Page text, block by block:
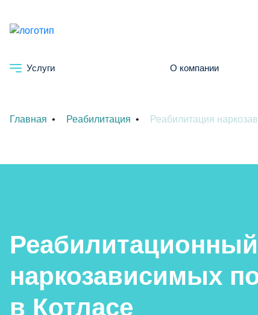
Услуги О компании
Главная Реабилитация Реабилитация
наркозависимых
в Котласе